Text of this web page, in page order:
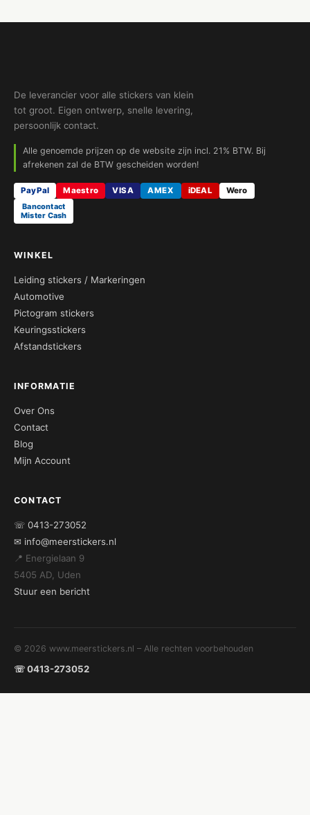
De leverancier voor alle stickers van klein
tot groot. Eigen ontwerp, snelle levering,
persoonlijk contact.
Alle genoemde prijzen op de website zijn incl. 21% BTW. Bij
afrekenen zal de BTW gescheiden worden!
PayPal Maestro VISA AMEX iDEAL
Wero
Bancontact
Mister Cash
WINKEL
Leiding stickers / Markeringen
Automotive
Pictogram stickers
Keuringsstickers
Afstandstickers
INFORMATIE
Over Ons
Contact
Blog
Mijn Account
CONTACT
☏ 0413-273052
✉ info@meerstickers.nl
📍 Energielaan 9
5405 AD, Uden
Stuur een bericht
© 2026 www.meerstickers.nl – Alle rechten voorbehouden
☏ 0413-273052